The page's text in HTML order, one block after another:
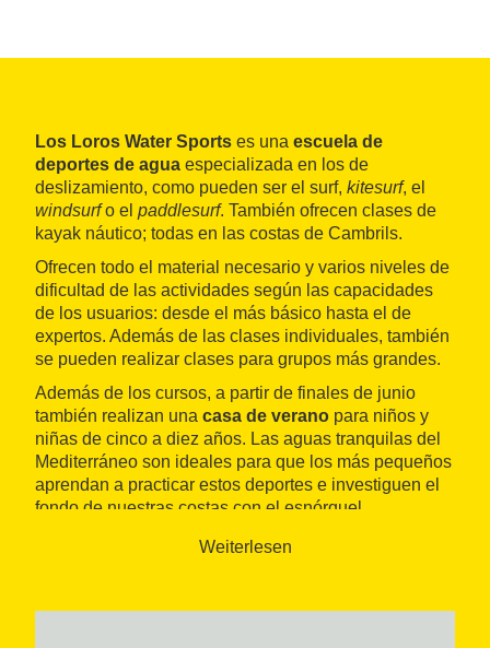
Los Loros Water Sports es una escuela de
deportes de agua especializada en los de
deslizamiento, como pueden ser el surf, kitesurf, el
windsurfo el paddlesurf. También ofrecen clases de
kayak náutico; todas en las costas de Cambrils.
Ofrecen todo el material necesario y varios niveles de
dificultad de las actividades según las capacidades
de los usuarios: desde el más básico hasta el de
expertos. Además de las clases individuales, también
se pueden realizar clases para grupos más grandes.
Además de los cursos, a partir de finales de junio
también realizan una casa de verano para niños y
niñas de cinco a diez años. Las aguas tranquilas del
Mediterráneo son ideales para que los más pequeños
aprendan a practicar estos deportes e investiguen el
fondo de nuestras costas con el esnórquel.
Weiterlesen